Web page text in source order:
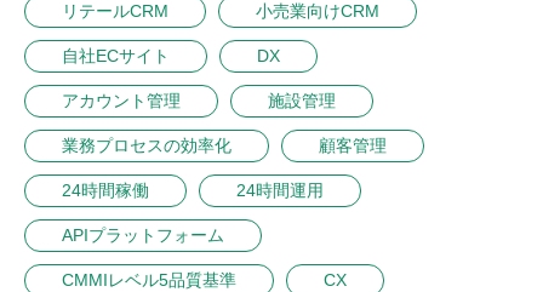
リテールCRM 小売業向けCRM
自社ECサイト DX
アカウント管理 施設管理
業務プロセスの効率化 顧客管理
24時間稼働 24時間運用
APIプラットフォーム
CMMIレベル5品質基準 CX